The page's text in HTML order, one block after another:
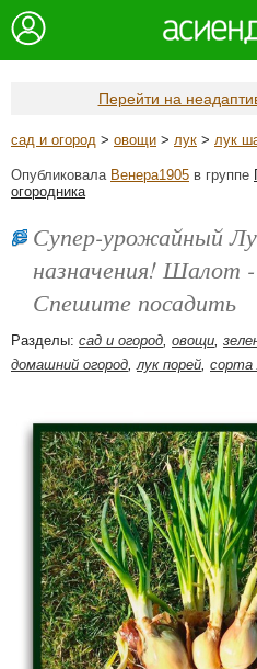
Перейти на
сад и огород > овощи > лук > лук
Опубликовала Венера1905 в группе
огородника
Супер-урожайный
назначения! Шалот -
Спешите посадить
Разделы: сад и огород, овощи,
домашний огород,лук порей, сорта